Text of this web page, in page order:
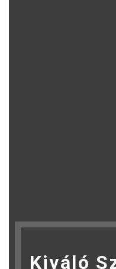
Kiváló